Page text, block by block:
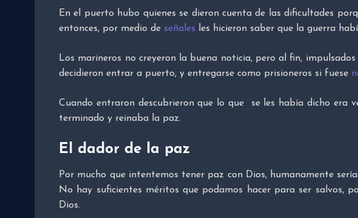
En el puerto hubo quienes se dieron cuenta de las dificultades
entonces, por medio de señales les hicieron saber que la guerra
Los marineros no creyeron la buena noticia, pero al fin,
decidieron entrar a puerto, y entregarse como prisioneros si fuese
Cuando entraron descubrieron que lo que se les había dicho era
terminado y reinaba la paz.
El dador de la paz
Por mucho que intentemos tener paz con Dios, humanamente
No hay suficientes méritos que podamos hacer para ser salvos,
Dios.